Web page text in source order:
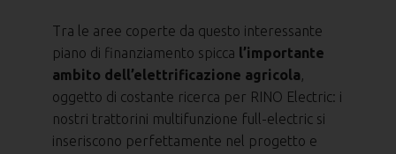
Tra le aree coperte da questo interessante
piano di finanziamento spicca l’importante
ambito dell’elettrificazione agricola,
oggetto di costante ricerca per RINO Electric: i
nostri trattorini multifunzione full-electric si
inseriscono perfettamente nel progetto e